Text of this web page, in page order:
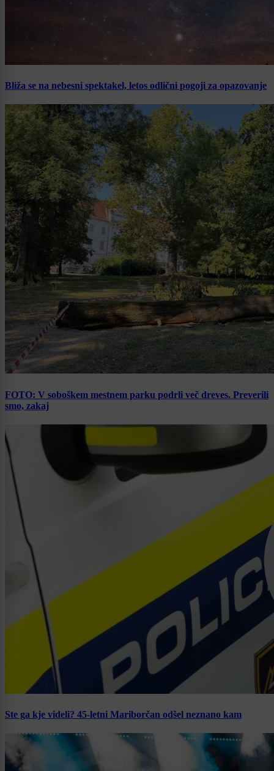
Bliža se na nebesni spektakel, letos odlični pogoji za opazovanje
FOTO: V soboškem mestnem parku podrli več dreves. Preverili
smo, zakaj
Ste ga kje videli? 45-letni Mariborčan odšel neznano kam